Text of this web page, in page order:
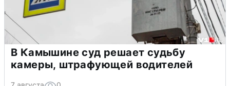
В Камышине суд решает судьбу
камеры, штрафующей водителей